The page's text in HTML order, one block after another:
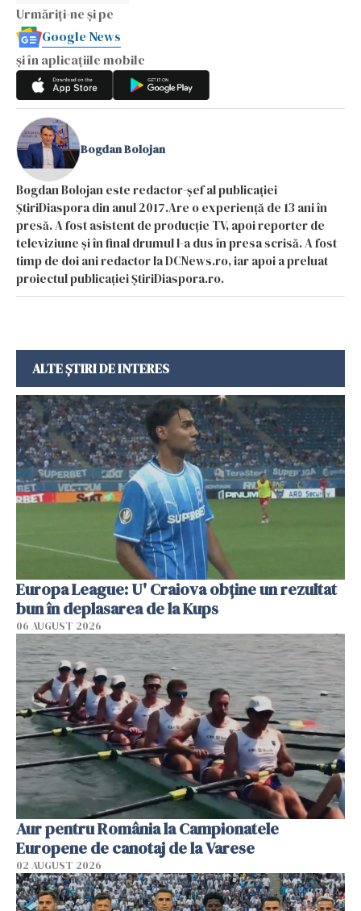
Urmăriți-ne și pe
Google News
și în aplicațiile mobile
Bogdan Bolojan
Bogdan Bolojan este redactor-șef al publicației
ȘtiriDiaspora din anul 2017.Are o experiență de 13 ani în
presă. A fost asistent de producție TV, apoi reporter de
televiziune și în final drumul l-a dus în presa scrisă. A fost
timp de doi ani redactor la DCNews.ro, iar apoi a preluat
proiectul publicației ȘtiriDiaspora.ro.
ALTE ȘTIRI DE INTERES
Europa League: U' Craiova obține un rezultat
bun în deplasarea de la Kups
06 AUGUST 2026
Aur pentru România la Campionatele
Europene de canotaj de la Varese
02 AUGUST 2026